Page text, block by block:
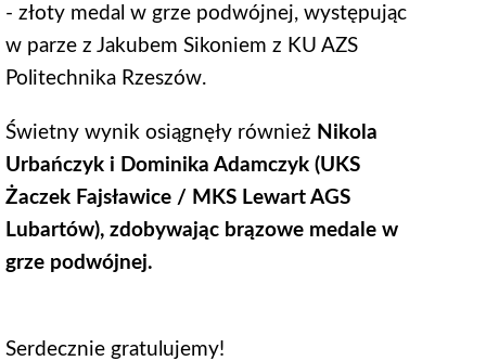
- złoty medal w grze podwójnej, występując
w parze z Jakubem Sikoniem z KU AZS
Politechnika Rzeszów.
Świetny wynik osiągnęły również Nikola
Urbańczyk i Dominika Adamczyk (UKS
Żaczek Fajsławice / MKS Lewart AGS
Lubartów), zdobywając brązowe medale w
grze podwójnej.
Serdecznie gratulujemy!